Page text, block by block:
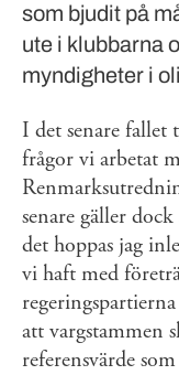
som bjudit på
ute i klubbarna
myndigheter i
I det senare fallet
frågor vi arbetat
senare gäller
det hoppas jag
vi haft med
att vargstammen
referensvärde